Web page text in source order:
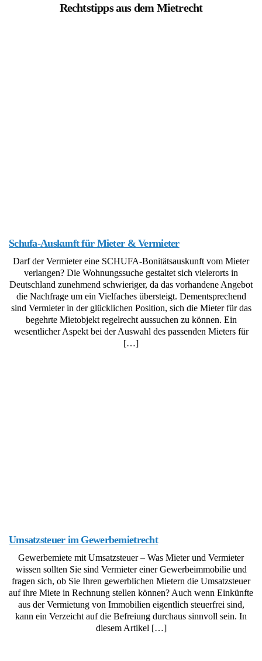
Rechtstipps aus dem Mietrecht
Schufa-Auskunft für Mieter & Vermieter
Darf der Vermieter eine SCHUFA-Bonitätsauskunft vom Mieter
verlangen? Die Wohnungssuche gestaltet sich vielerorts in
Deutschland zunehmend schwieriger, da das vorhandene Angebot
die Nachfrage um ein Vielfaches übersteigt. Dementsprechend
sind Vermieter in der glücklichen Position, sich die Mieter für das
begehrte Mietobjekt regelrecht aussuchen zu können. Ein
wesentlicher Aspekt bei der Auswahl des passenden Mieters für
[…]
Umsatzsteuer im Gewerbemietrecht
Gewerbemiete mit Umsatzsteuer – Was Mieter und Vermieter
wissen sollten Sie sind Vermieter einer Gewerbeimmobilie und
fragen sich, ob Sie Ihren gewerblichen Mietern die Umsatzsteuer
auf ihre Miete in Rechnung stellen können? Auch wenn Einkünfte
aus der Vermietung von Immobilien eigentlich steuerfrei sind,
kann ein Verzeicht auf die Befreiung durchaus sinnvoll sein. In
diesem Artikel […]